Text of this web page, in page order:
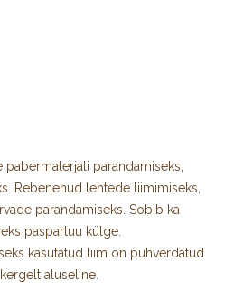
parandamiseks,
Rebenenud lehtede liimimiseks,
parandamiseks. Sobib ka
paspartuu külge.
kasutatud liim on puhverdatud
aluseline.